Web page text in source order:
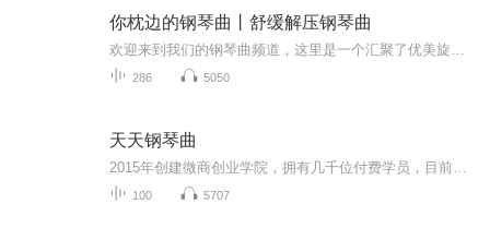
你枕边的钢琴曲丨舒缓解压钢琴曲
286 5050
天天钢琴曲
100 5707